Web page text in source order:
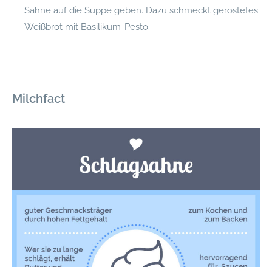
Sahne auf die Suppe geben. Dazu schmeckt geröstetes
Weißbrot mit Basilikum-Pesto.
Milchfact